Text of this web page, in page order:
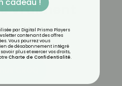
vraiment
par Digital Prisma Players
contenant des offres
Vous pourrez vous
de désabonnement intégré
plus et exercer vos droits,
Charte de Confidentialité.